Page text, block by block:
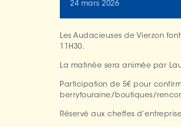
24 mars 2026
Les Audacieuses de Vierzon
11H30.
La matinée sera animée par
Participation de 5€ pour
berrytouraine/boutiques/
Réservé aux cheffes